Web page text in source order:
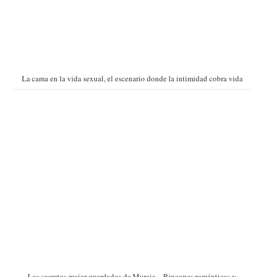
La cama en la vida sexual, el escenario donde la intimidad cobra vida